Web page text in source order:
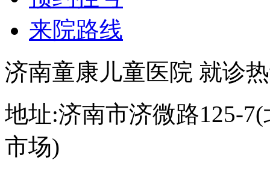
来院路线
济南童康儿童医院 就诊
地址:济南市济微路125-
市场)